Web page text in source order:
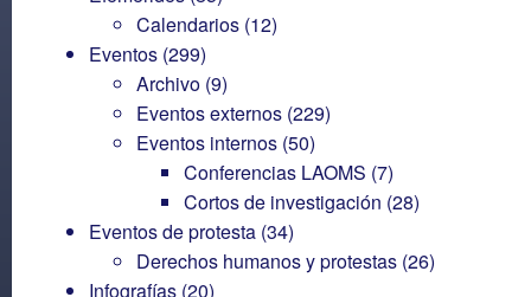
Calendarios (12)
Eventos (299)
Archivo (9)
Eventos externos (229)
Eventos internos (50)
Conferencias LAOMS (7)
Cortos de investigación (28)
Eventos de protesta (34)
Derechos humanos y protestas (26)
Infografías (20)